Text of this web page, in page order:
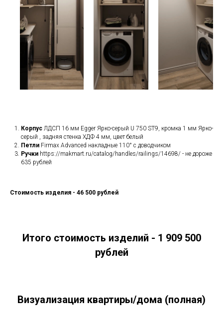
Корпус ЛДСП 16 мм Egger Ярко-серый U 750 ST9, кромка 1 мм Ярко-
серый , задняя стенка ХДФ 4 мм, цвет белый
Петли Firmax Advanced накладные 110° с доводчиком
Ручки https://makmart.ru/catalog/handles/railings/14698/ - не дороже
635 рублей
Стоимость изделия - 46 500 рублей
Итого стоимость изделий - 1 909 500
рублей
Визуализация квартиры/дома (полная)